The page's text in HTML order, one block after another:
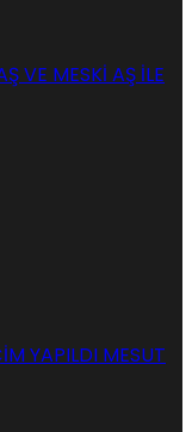
VE MESKİ AŞ İLE
YAPILDI MESUT